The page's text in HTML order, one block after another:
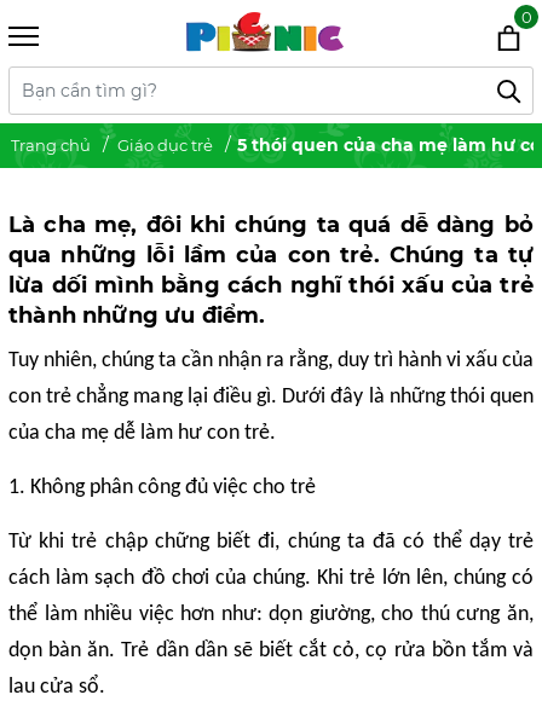
0
Trang chủ Giáo dục trẻ 5 thói quen của cha mẹ làm hư
Là cha mẹ, đôi khi chúng ta quá dễ dàng bỏ
qua những lỗi lầm của con trẻ. Chúng ta tự
lừa dối mình bằng cách nghĩ thói xấu của trẻ
thành những ưu điểm.
Tuy nhiên, chúng ta cần nhận ra rằng, duy trì hành vi xấu của
con trẻ chẳng mang lại điều gì. Dưới đây là những thói quen
của cha mẹ dễ làm hư con trẻ.
1. Không phân công đủ việc cho trẻ
Từ khi trẻ chập chững biết đi, chúng ta đã có thể dạy trẻ
cách làm sạch đồ chơi của chúng. Khi trẻ lớn lên, chúng có
thể làm nhiều việc hơn như: dọn giường, cho thú cưng ăn,
dọn bàn ăn. Trẻ dần dần sẽ biết cắt cỏ, cọ rửa bồn tắm và
lau cửa sổ.